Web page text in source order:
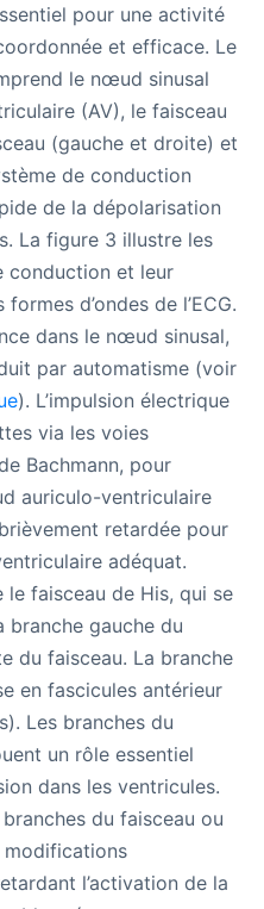
pour une activité
et efficace. Le
le nœud sinusal
(AV), le faisceau
(gauche et droite) et
de conduction
de la dépolarisation
La figure 3 illustre les
conduction et leur
d’ondes de l’ECG.
dans le nœud sinusal,
par automatisme (voir
). L’impulsion électrique
via les voies
Bachmann, pour
auriculo-ventriculaire
retardée pour
adéquat.
le faisceau de His, qui se
branche gauche du
du faisceau. La branche
en fascicules antérieur
Les branches du
un rôle essentiel
dans les ventricules.
du faisceau ou
modifications
l’activation de la